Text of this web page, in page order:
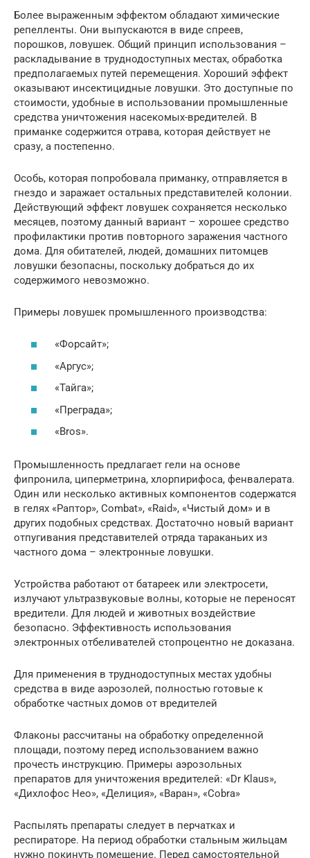
Более выраженным эффектом обладают химические
репелленты. Они выпускаются в виде спреев,
порошков, ловушек. Общий принцип использования –
раскладывание в труднодоступных местах, обработка
предполагаемых путей перемещения. Хороший эффект
оказывают инсектицидные ловушки. Это доступные по
стоимости, удобные в использовании промышленные
средства уничтожения насекомых-вредителей. В
приманке содержится отрава, которая действует не
сразу, а постепенно.
Особь, которая попробовала приманку, отправляется в
гнездо и заражает остальных представителей колонии.
Действующий эффект ловушек сохраняется несколько
месяцев, поэтому данный вариант – хорошее средство
профилактики против повторного заражения частного
дома. Для обитателей, людей, домашних питомцев
ловушки безопасны, поскольку добраться до их
содержимого невозможно.
Примеры ловушек промышленного производства:
«Форсайт»;
«Аргус»;
«Тайга»;
«Преграда»;
«Bros».
Промышленность предлагает гели на основе
фипронила, циперметрина, хлорпирифоса, фенвалерата.
Один или несколько активных компонентов содержатся
в гелях «Раптор», Combat», «Raid», «Чистый дом» и в
других подобных средствах. Достаточно новый вариант
отпугивания представителей отряда тараканьих из
частного дома – электронные ловушки.
Устройства работают от батареек или электросети,
излучают ультразвуковые волны, которые не переносят
вредители. Для людей и животных воздействие
безопасно. Эффективность использования
электронных отбеливателей стопроцентно не доказана.
Для применения в труднодоступных местах удобны
средства в виде аэрозолей, полностью готовые к
обработке частных домов от вредителей
Флаконы рассчитаны на обработку определенной
площади, поэтому перед использованием важно
прочесть инструкцию. Примеры аэрозольных
препаратов для уничтожения вредителей: «Dr Klaus»,
«Дихлофос Нео», «Делиция», «Варан», «Cobra»
Распылять препараты следует в перчатках и
респираторе. На период обработки стальным жильцам
нужно покинуть помещение. Перед самостоятельной